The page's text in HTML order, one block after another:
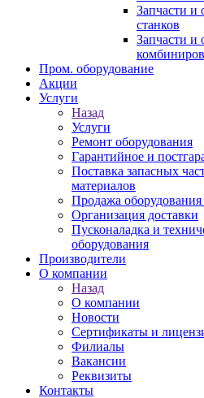
Запчасти и
станков
Запчасти и
Пром. оборудование
Акции
Услуги
Назад
Услуги
Ремонт оборудования
Гарантийное и
Поставка запасных
материалов
Продажа оборудования
Организация доставки
Пусконаладка и
оборудования
Производители
О компании
Назад
О компании
Новости
Сертификаты и
Филиалы
Вакансии
Реквизиты
Контакты